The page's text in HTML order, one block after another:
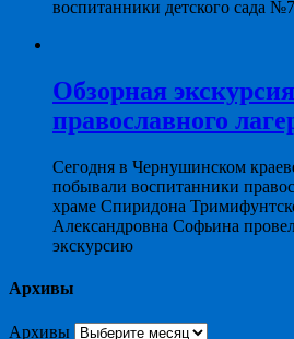
воспитанники детского сада
Обзорная
православного
Сегодня в Чернушинском
побывали воспитанники
храме Спиридона
Александровна Софьина
экскурсию
Архивы
Архивы